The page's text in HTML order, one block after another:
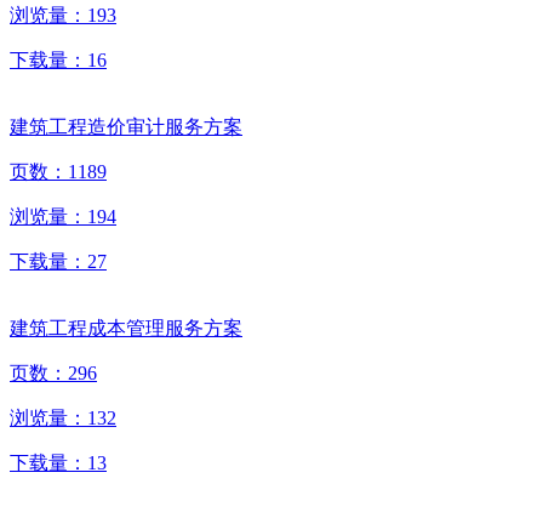
浏览量： 193
下载量： 16
建筑工程造价审计服务方案
页数： 1189
浏览量： 194
下载量： 27
建筑工程成本管理服务方案
页数： 296
浏览量： 132
下载量： 13